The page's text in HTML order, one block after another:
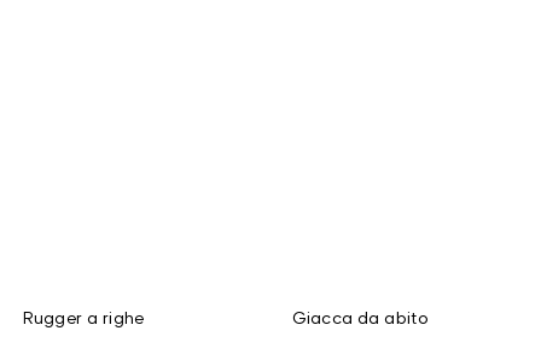
Rugger a righe Giacca da abito